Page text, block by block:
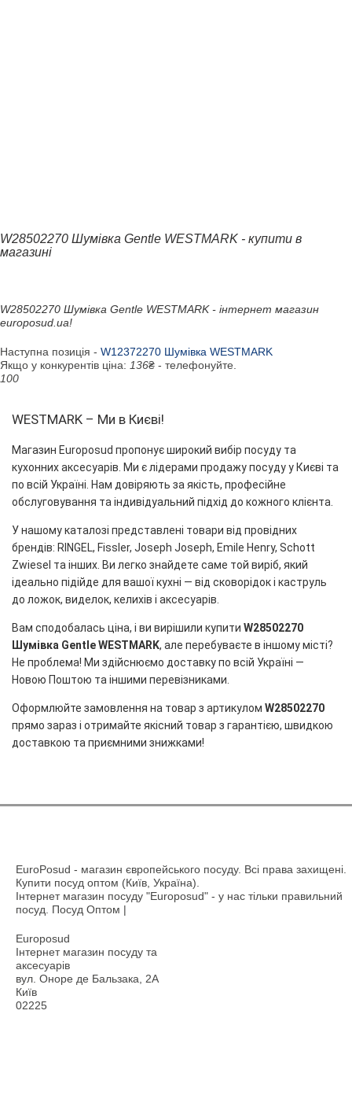
W28502270 Шумівка Gentle WESTMARK - купити в
магазині
W28502270 Шумівка Gentle WESTMARK - інтернет магазин
europosud.ua!
Наступна позиція - W12372270 Шумівка WESTMARK
Якщо у конкурентів ціна: 136₴ - телефонуйте.
100
WESTMARK – Ми в Києві!
Магазин Europosud пропонує широкий вибір посуду та
кухонних аксесуарів. Ми є лідерами продажу посуду у Києві та
по всій Україні. Нам довіряють за якість, професійне
обслуговування та індивідуальний підхід до кожного клієнта.
У нашому каталозі представлені товари від провідних
брендів: RINGEL, Fissler, Joseph Joseph, Emile Henry, Schott
Zwiesel та інших. Ви легко знайдете саме той виріб, який
ідеально підійде для вашої кухні — від сковорідок і каструль
до ложок, виделок, келихів і аксесуарів.
Вам сподобалась ціна, і ви вирішили купити W28502270
Шумівка Gentle WESTMARK, але перебуваєте в іншому місті?
Не проблема! Ми здійснюємо доставку по всій Україні —
Новою Поштою та іншими перевізниками.
Оформлюйте замовлення на товар з артикулом W28502270
прямо зараз і отримайте якісний товар з гарантією, швидкою
доставкою та приємними знижками!
EuroPosud - магазин європейського посуду. Всі права захищені.
Купити посуд оптом (Київ, Україна).
Інтернет магазин посуду "Europosud" - у нас тільки правильний
посуд. Посуд Оптом |
Europosud
Інтернет магазин посуду та
аксесуарів
вул. Оноре де Бальзака, 2А
Київ
02225